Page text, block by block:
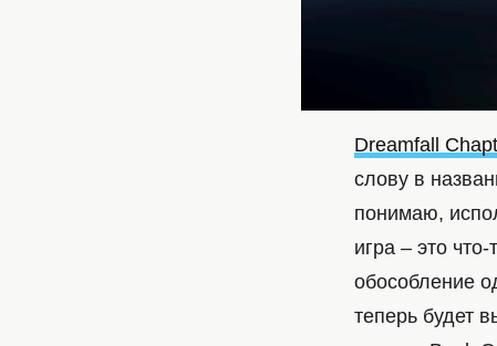
Dreamfall
слову в
понимаю,
игра – это
обособление
теперь будет